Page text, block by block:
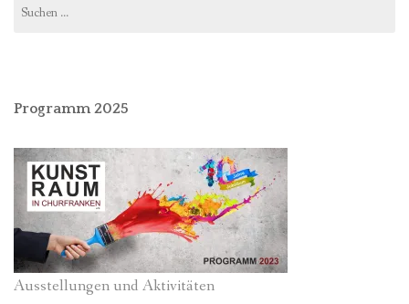
nach:
Programm 2025
Ausstellungen und Aktivitäten